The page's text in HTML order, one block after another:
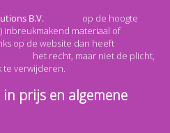
op de hoogte
inbreukmakend materiaal of
op de website dan heeft
het recht, maar niet de plicht,
verwijderen.
prijs en algemene